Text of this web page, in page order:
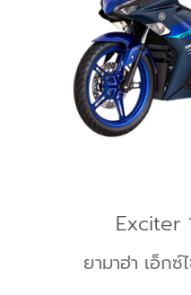
Exciter
ยามาฮ่า เอ็ก